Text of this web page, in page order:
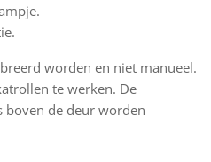
worden en niet manueel.
te werken. De
boven de deur worden